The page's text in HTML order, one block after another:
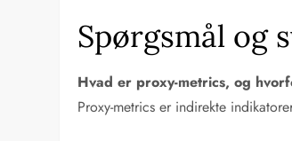
Spørgsmål og
Hvad er proxy-metrics, og
Proxy-metrics er indirekte